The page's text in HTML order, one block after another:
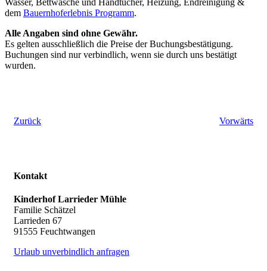
dem Bauernhoferlebnis Programm.
Alle Angaben sind ohne Gewähr.
Es gelten ausschließlich die Preise der Buchungsbestätigung.
Buchungen sind nur verbindlich, wenn sie durch uns bestätigt
wurden.
Zurück Vorwärts
Kontakt
Kinderhof Larrieder Mühle
Familie Schätzel
Larrieden 67
91555 Feuchtwangen
Urlaub unverbindlich anfragen